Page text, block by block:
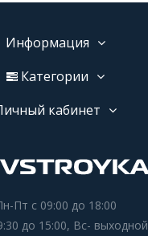
Информация
Категории
кабинет
Пт с 09:00 до 18:00
до 15:00, Вс- выходной